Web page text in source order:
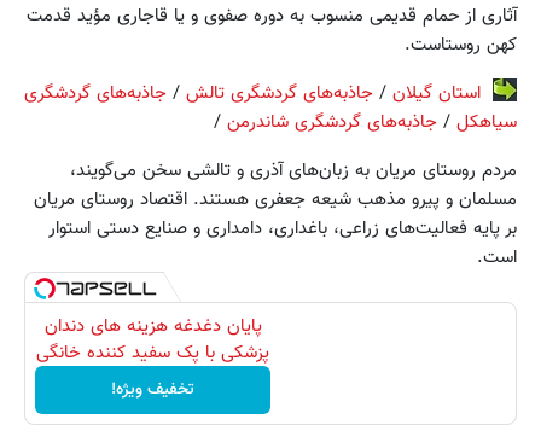
آثاری از حمام قدیمی منسوب به دوره صفوی و یا قاجاری مؤید قدمت
کهن روستاست.
استان گیلان / جاذبه‌های گردشگری تالش / جاذبه‌های گردشگری
سیاهکل / جاذبه‌های گردشگری شاندرمن /
مردم روستای مریان به زبان‏‌های آذری و تالشی سخن می‏‌گویند،
مسلمان و پیرو مذهب شیعه جعفری هستند. اقتصاد روستای مریان
بر پایه فعالیت‏‌های زراعی، باغداری، دامداری و صنایع دستی استوار
است.
پایان دغدغه هزینه های دندان
پزشکی با پک سفید کننده خانگی
تخفیف ویژه!